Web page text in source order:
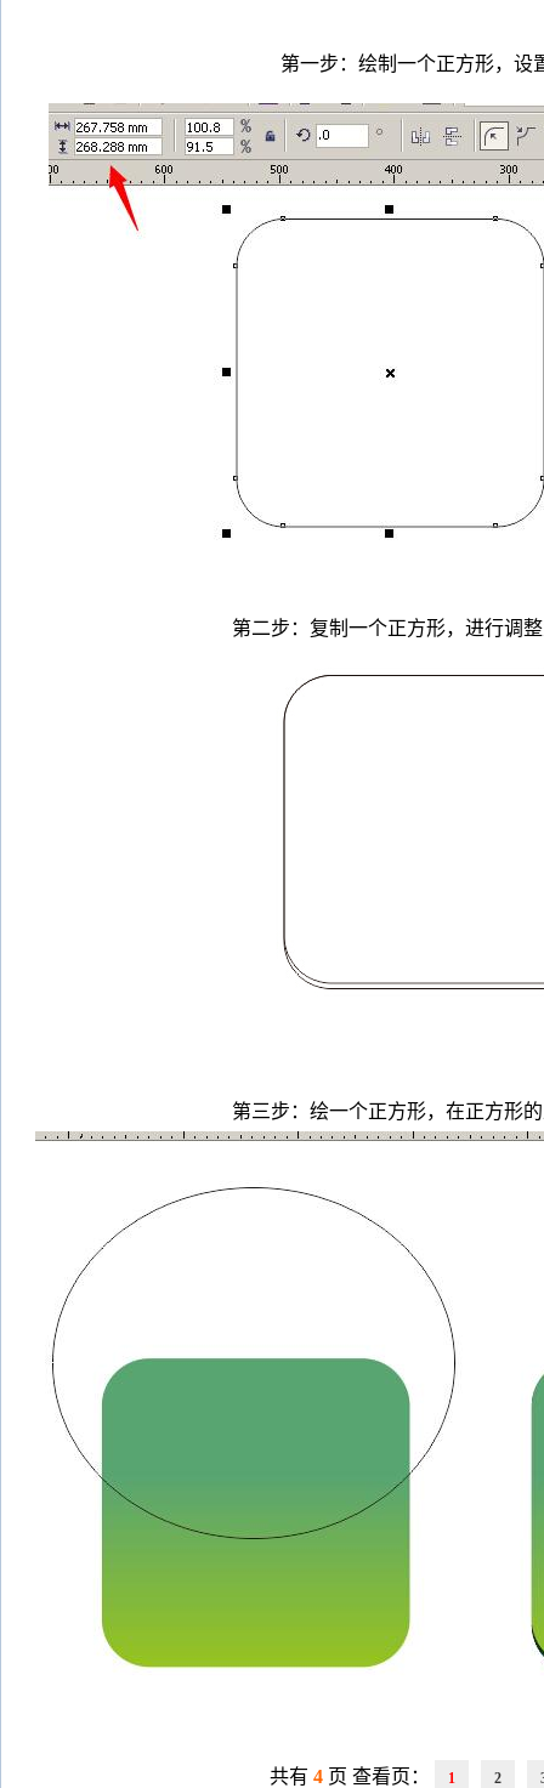
第一步：绘制一个正方形，设
第二步：复制一个正方形，进行调
第三步：绘一个正方形，在正方形
共有 4页 查看页： 1 2